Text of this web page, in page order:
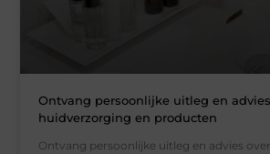
Ontvang persoonlijke uitleg en
huidverzorging en producten
Ontvang persoonlijke uitleg en advies